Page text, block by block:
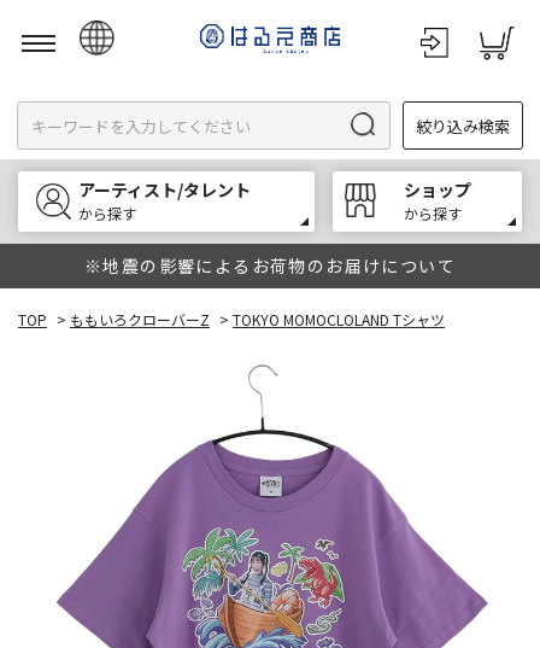
English
한국어
中文
絞り込み検索
アーティスト/タレント
から探す
ショップ
から探す
※地震の影響によるお荷物のお届けについて
TOP > ももいろクローバーZ > TOKYO MOMOCLOLAND Tシャツ